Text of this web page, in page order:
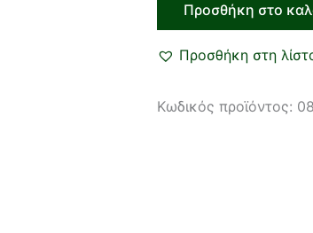
Προσθήκη στο
Προσθήκη στη
Κωδικός προϊόντος: